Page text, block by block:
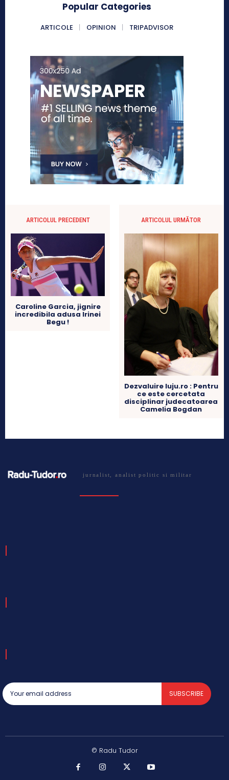
Popular Categories
ARTICOLE OPINION TRIPADVISOR
ARTICOLUL PRECEDENT
Caroline Garcia, jignire
incredibila adusa Irinei
Begu !
ARTICOLUL URMĂTOR
Dezvaluire luju.ro : Pentru
ce este cercetata
disciplinar judecatoarea
Camelia Bogdan
jurnalist, analist politic si militar
SUBSCRIBE
© Radu Tudor